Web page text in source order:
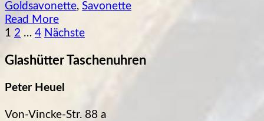
Goldsavonette, Savonette
Read More
Seitennummerierung
der
1 2 … 4 Nächste
Glashütter Taschenuhren
Peter Heuel
Von-Vincke-Str. 88 a